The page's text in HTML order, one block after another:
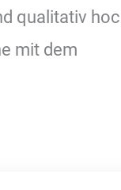
qualitativ
mit dem